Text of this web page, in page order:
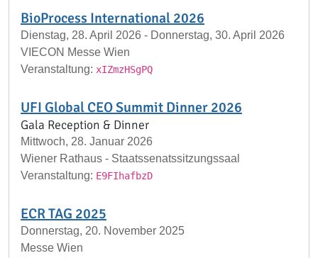
BioProcess International 2026
Dienstag, 28. April 2026 - Donnerstag, 30. April 2026
VIECON Messe Wien
Veranstaltung: xIZmzHSgPQ
UFI Global CEO Summit Dinner 2026
Gala Reception & Dinner
Mittwoch, 28. Januar 2026
Wiener Rathaus - Staatssenatssitzungssaal
Veranstaltung: E9FIhafbzD
ECR TAG 2025
Donnerstag, 20. November 2025
Messe Wien